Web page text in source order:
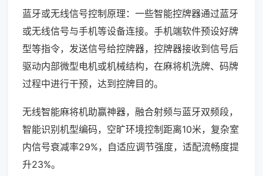
蓝牙或无线信号控制原理：一些智能控牌器通过蓝牙
或无线信号与手机等设备连接。手机端软件预设好牌
型等指令，发送信号给控牌器，控牌器接收到信号后
驱动内部微型电机或机械结构，在麻将机洗牌、码牌
过程中进行干预，达到控牌目的。
无线智能麻将机助赢神器，融合射频与蓝牙双频段，
智能识别机型编码，空旷环境控制距离10米，复杂室
内信号衰减率29%，自适应调节强度，适配流畅度提
升23%。